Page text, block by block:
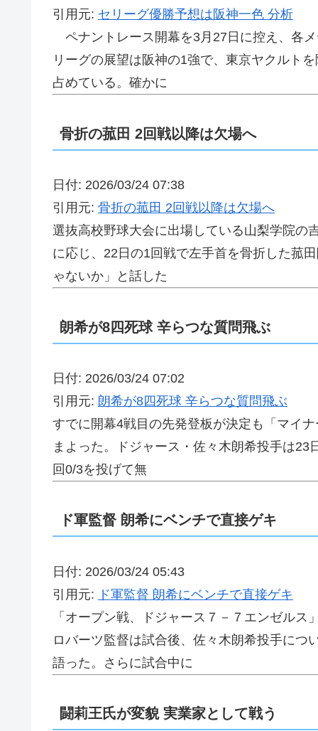
引用元: セリーグ優勝予想は阪神一色 分析
ペナントレース開幕を3月27日に控え、各
リーグの展望は阪神の1強で、東京ヤクルト
占めている。確かに
骨折の菰田 2回戦以降は欠場へ
日付: 2026/03/24 07:38
引用元: 骨折の菰田 2回戦以降は欠場へ
選抜高校野球大会に出場している山梨学院の
に応じ、22日の1回戦で左手首を骨折した菰
ゃないか」と話した
朗希が8四死球 辛らつな質問飛ぶ
日付: 2026/03/24 07:02
引用元: 朗希が8四死球 辛らつな質問飛ぶ
すでに開幕4戦目の先発登板が決定も「マイ
まよった。ドジャース・佐々木朗希投手は
回0/3を投げて無
ド軍監督 朗希にベンチで直接ゲキ
日付: 2026/03/24 05:43
引用元: ド軍監督 朗希にベンチで直接ゲキ
「オープン戦、ドジャース７－７エンゼル
ロバーツ監督は試合後、佐々木朗希投手につ
語った。さらに試合中に
闘莉王氏が変貌 実業家として戦う